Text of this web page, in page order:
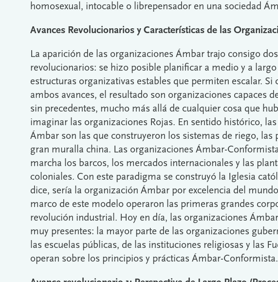
homosexual, intocable o librepensador en una sociedad
Avances Revolucionarios y Características de las
La aparición de las organizaciones Ámbar trajo consigo
revolucionarios: se hizo posible planificar a medio y a
estructuras organizativas estables que permiten escalar. Si
ambos avances, el resultado son organizaciones capaces
sin precedentes, mucho más allá de cualquier cosa que
imaginar las organizaciones Rojas. En sentido histórico,
Ámbar son las que construyeron los sistemas de riego, las
gran muralla china. Las organizaciones Ámbar-
marcha los barcos, los mercados internacionales y las
coloniales. Con este paradigma se construyó la Iglesia
dice, sería la organización Ámbar por excelencia del
marco de este modelo operaron las primeras grandes
revolución industrial. Hoy en día, las organizaciones
muy presentes: la mayor parte de las organizaciones
las escuelas públicas, de las instituciones religiosas y las
operan sobre los principios y prácticas Ámbar-Conformista.